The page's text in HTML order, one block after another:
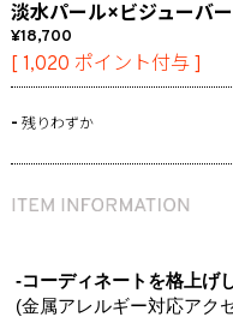
淡水パール×ビジューバ
18,700
[ 1,020 ポイント付与 ]
- 残りわずか
-コーディネートを格上げ
(金属アレルギー対応アク